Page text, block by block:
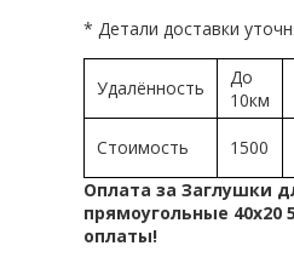
* Детали доставки
Удалённость
До
10км
Стоимость 1500
Оплата за Заглушки
прямоугольные 40х20
оплаты!